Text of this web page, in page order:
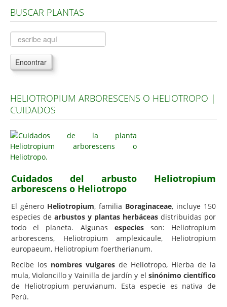
Árboles, Cicas y Palmeras de la G a la Z
Plantas Anuales y Perennes
Plantas Bulbosas y Acuáticas
Plantas de Interior
Plantas Aromáticas y de Huerto
Plantas Carnívoras y Orquídeas
Consejos
Hemisferio Norte
Hemisferio Sur
Enfermedades
Animales
Hongos
Carencias
Fotos
Flores y Plantas
Árboles y Palmeras
BUSCAR PLANTAS
Encontrar
HELIOTROPIUM ARBORESCENS O HELIOTROPO |
CUIDADOS
Cuidados del arbusto Heliotropium
arborescens o Heliotropo
El género Heliotropium, familia Boraginaceae, incluye 150
especies de arbustos y plantas herbáceas distribuidas por
todo el planeta. Algunas especiesson: Heliotropium
arborescens, Heliotropium amplexicaule, Heliotropium
europaeum, Heliotropium foertherianum.
Recibe los nombres vulgares de Heliotropo, Hierba de la
mula, Violoncillo y Vainilla de jardín y el sinónimo científico
de Heliotropium peruvianum. Esta especie es nativa de
Perú.